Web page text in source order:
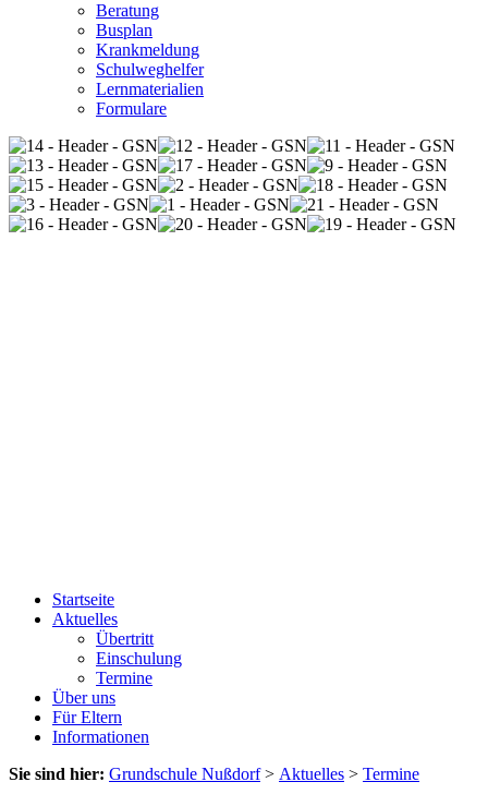
Beratung
Busplan
Krankmeldung
Schulweghelfer
Lernmaterialien
Formulare
Startseite
Aktuelles
Übertritt
Einschulung
Termine
Über uns
Für Eltern
Informationen
Sie sind hier: Grundschule Nußdorf> Aktuelles > Termine